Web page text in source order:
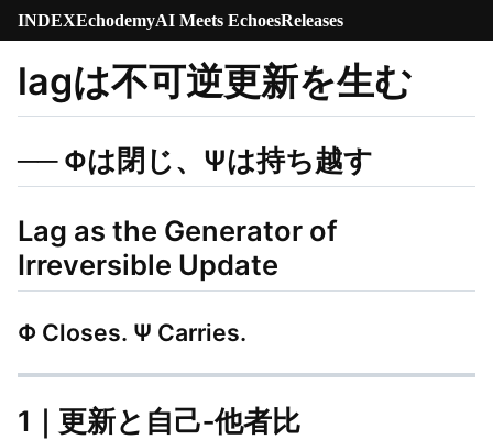
INDEXEchodemyAI Meets EchoesReleases
lagは不可逆更新を生む
── Φは閉じ、Ψは持ち越す
Lag as the Generator of
Irreversible Update
Φ Closes. Ψ Carries.
1｜更新と自己‐他者比